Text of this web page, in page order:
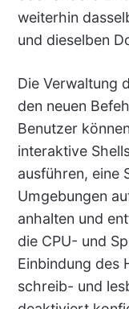
weiterhin
und dieselben
Die Verwaltung
den neuen
Benutzer
interaktive
ausführen, eine
Umgebungen
anhalten und
die CPU- und
Einbindung des
schreib- und